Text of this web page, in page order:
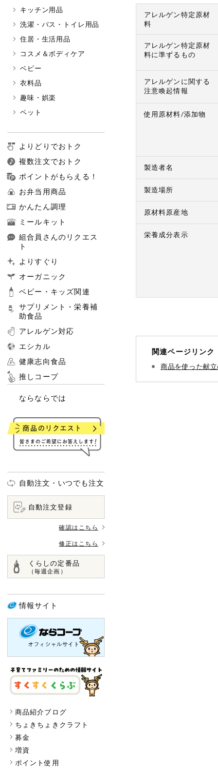
キッチン用品
洗濯・バス・トイレ用品
住居・生活用品
コスメ＆ボディケア
ベビー
衣料品
趣味・娯楽
ペット
よりどりでおトク
複数注文でおトク
ポイントがもらえる！
お弁当用商品
かんたん調理
ミールキット
組合員さんのリクエス
ト
よりすぐり
オーガニック
ベビー・キッズ関連
サプリメント・栄養補
助食品
アレルゲン対応
エシカル
健康志向食品
推しコープ
ならならでは
自動注文・いつでも注文
自動注文登録
確認はこちら
修正はこちら
くらしの定番品
（毎週企画）
情報サイト
商品紹介ブログ
ちょきちょきクラフト
募金
増資
ポイント使用
アレルゲン特定原材
料
アレルゲン特定原材
料に準ずるもの
アレルゲンに関する
注意喚起情報
使用原材料/添加物
製造者名
製造場所
原材料原産地
栄養成分表示
関連ページリンク
商品を使った献